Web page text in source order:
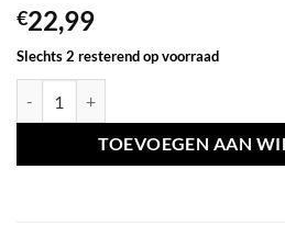
€22,99
Slechts 2 resterend op voorraad
TOEVOEGEN AAN